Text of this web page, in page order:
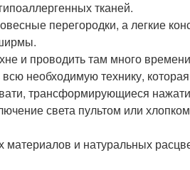
тканей.
перегородки, а легкие
и проводить там много
необходимую технику, которая
трансформирующиеся
света пультом или
и натуральных